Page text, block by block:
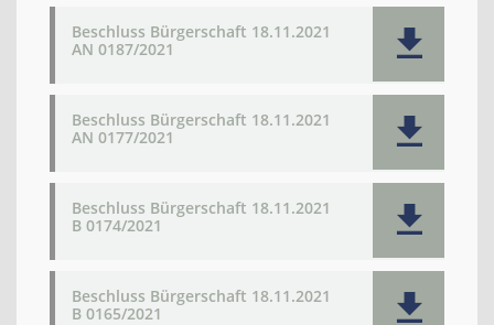
Beschluss Bürgerschaft 18.11.2021
AN 0187/2021
Beschluss Bürgerschaft 18.11.2021
AN 0177/2021
Beschluss Bürgerschaft 18.11.2021
B 0174/2021
Beschluss Bürgerschaft 18.11.2021
B 0165/2021